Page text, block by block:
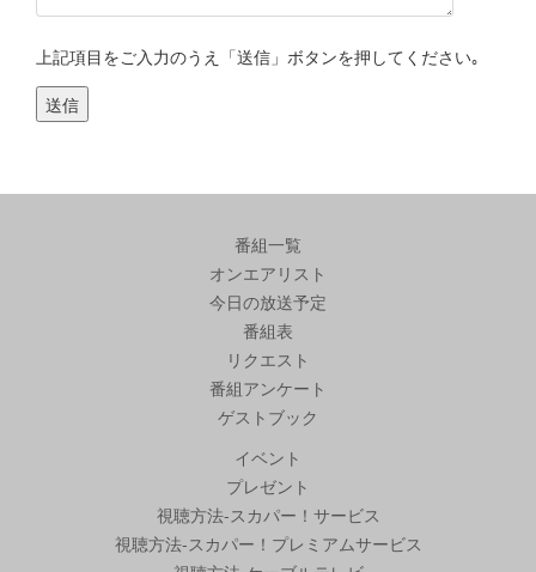
上記項目をご入力のうえ「送信」ボタンを押してください｡
番組一覧
オンエアリスト
今日の放送予定
番組表
リクエスト
番組アンケート
ゲストブック
イベント
プレゼント
視聴方法-スカパー！サービス
視聴方法-スカパー！プレミアムサービス